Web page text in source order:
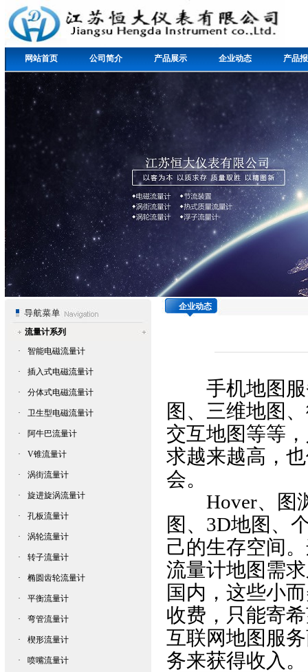
网站首页 公司简介 产品展示 企业动态 产品
流量计系列
·
智能电磁流量计
· 插入式电磁流量计
· 分体式电磁流量计
· 卫生型电磁流量计
· 阿牛巴流量计
· V锥流量计
· 涡街流量计
· 旋进旋涡流量计
· 孔板流量计
· 涡轮流量计
· 转子流量计
· 椭圆齿轮流量计
· 平衡流量计
· 弯管流量计
· 楔形流量计
· 喷嘴流量计
企业动态
手机地图服
图、三维地图
交互地图等等
求越来越高，
会。
Hover、图渊
图、3D地图、
己的生存空间
流量计地图需
国内，这些小
收费，只能寄
互联网地图服
务来获得收入。